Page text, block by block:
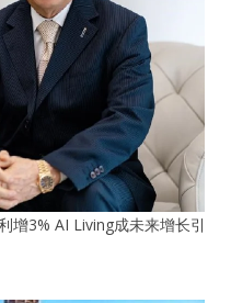
增3% AI Living成未来增长引